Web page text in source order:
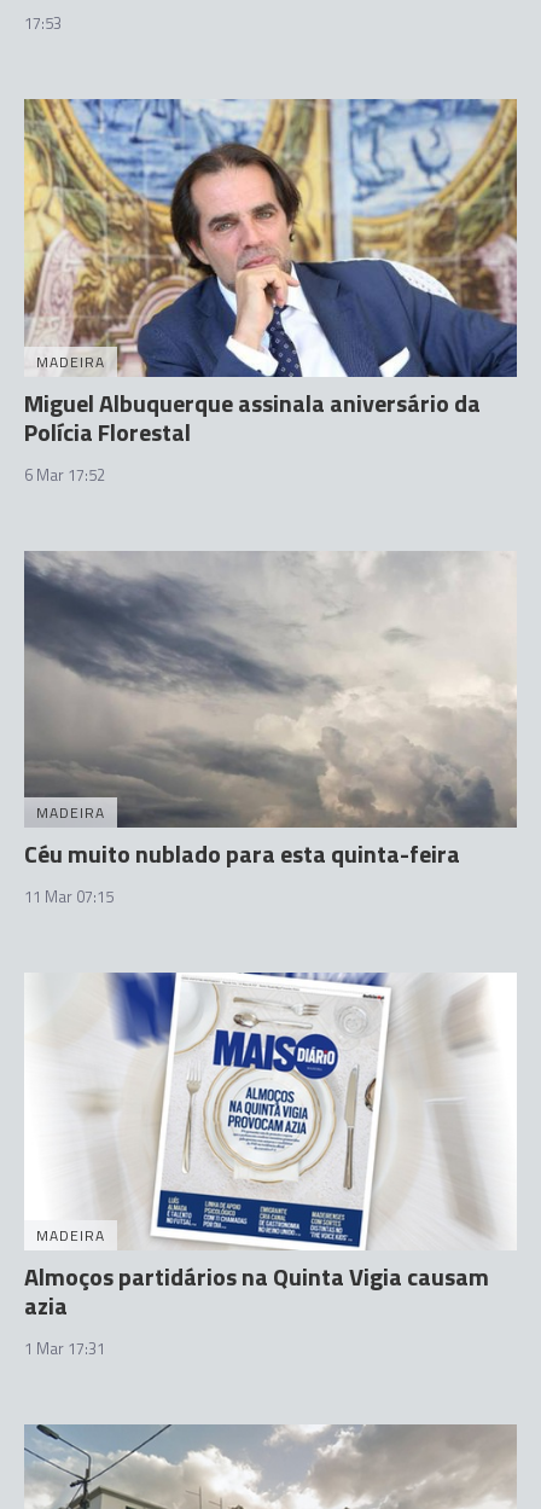
17:53
MADEIRA
Miguel Albuquerque assinala aniversário da
Polícia Florestal
6 Mar 17:52
MADEIRA
Céu muito nublado para esta quinta-feira
11 Mar 07:15
MADEIRA
Almoços partidários na Quinta Vigia causam
azia
1 Mar 17:31